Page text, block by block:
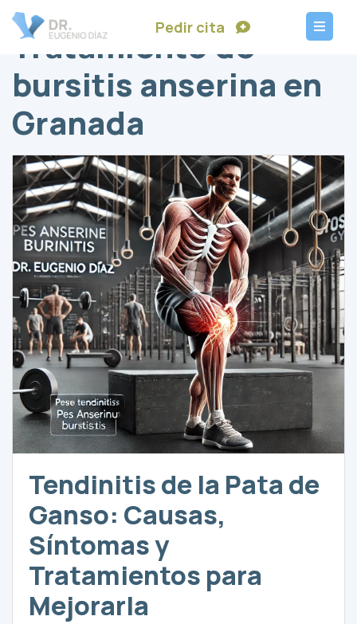
Pedir cita
Tratamiento de
bursitis anserina en
Granada
Tendinitis de la Pata de
Ganso: Causas,
Síntomas y
Tratamientos para
Mejorarla